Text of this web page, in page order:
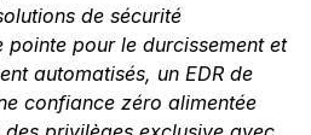
de sécurité
pour le durcissement et
automatisés, un EDR de
confiance zéro alimentée